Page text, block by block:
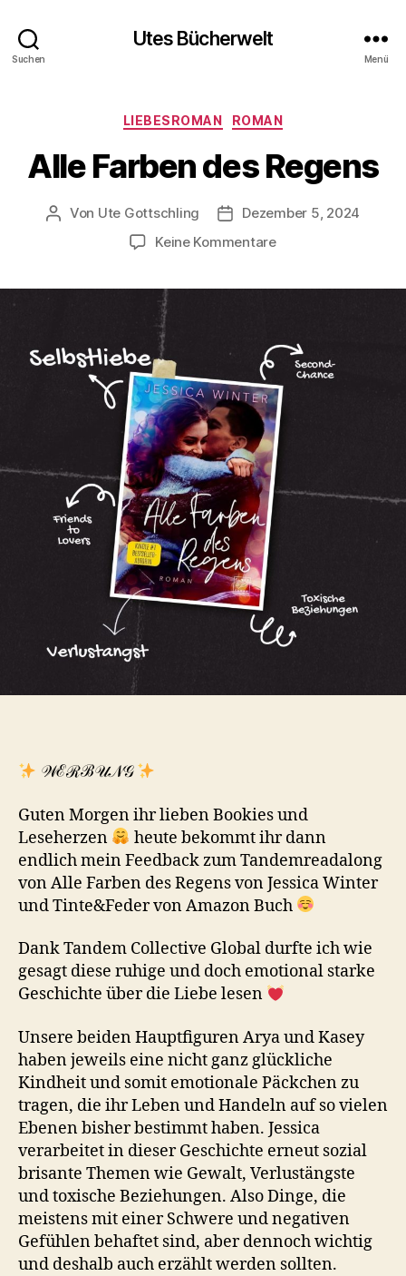
Suchen
Utes Bücherwelt
Menü
Kategorien
LIEBESROMAN ROMAN
Alle Farben des Regens
Beitragsautor
Von Ute Gottschling Veröffentlichungsdatum
Dezember 5, 2024
Keine Kommentarezu
𝒲ℰℛℬ𝒰𝒩𝒢
Guten Morgen ihr lieben Bookies und
Leseherzen
heute bekommt ihr dann
endlich mein Feedback zum Tandemreadalong
von Alle Farben des Regens von Jessica Winter
und Tinte&Feder von Amazon Buch
Dank Tandem Collective Global durfte ich wie
gesagt diese ruhige und doch emotional starke
Geschichte über die Liebe lesen
Unsere beiden Hauptfiguren Arya und Kasey
haben jeweils eine nicht ganz glückliche
Kindheit und somit emotionale Päckchen zu
tragen, die ihr Leben und Handeln auf so vielen
Ebenen bisher bestimmt haben. Jessica
verarbeitet in dieser Geschichte erneut sozial
brisante Themen wie Gewalt, Verlustängste
und toxische Beziehungen. Also Dinge, die
meistens mit einer Schwere und negativen
Gefühlen behaftet sind, aber dennoch wichtig
und deshalb auch erzählt werden sollten.